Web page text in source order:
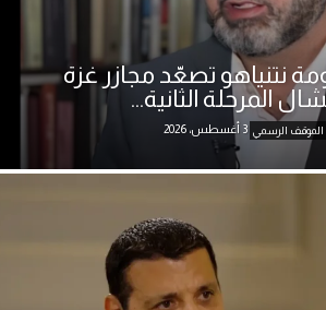
نتنياهو تصعّد مجازر غزة
المرحلة الثانية...
الموقف الرسمي 3 أغسطس، 2026